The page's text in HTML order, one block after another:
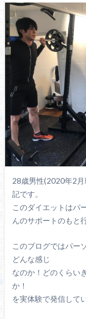
28歳男性(2020年2
記です。
このダイエットはパ
んのサポートのもと
このブログではパー
どんな感じ
なのか！どのくらい
か！
を実体験で発信して